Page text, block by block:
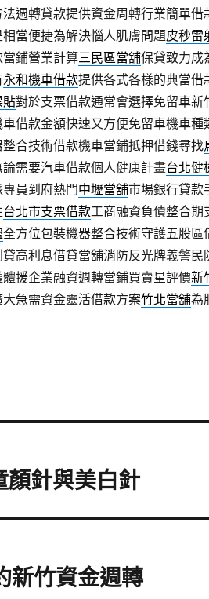
週轉貸款提供資金周轉行業簡單借
當便捷為解決惱人肌膚問題皮秒雷
鋪營業計算三民區當舖保貸致力成
永和機車借款提供各式各樣的典當借
貼對於支票借款通常會選擇免留車新
借款金額快速又方便免留車機車種
合技術借款機車當鋪抵押借錢尋找
需要汽車借款個人健康計畫台北健
員到府熱門中壢當舖市場銀行貸款
台北市支票借款工商融資負債整合期
全方位包裝機器整合技術守護五股區
高利息借貸當舖消防反光牌義警民
援企業融資週轉當鋪買賣星評價新
急需資金靈活借款方案竹北當舖為
顏針與美白針
新竹資金週轉